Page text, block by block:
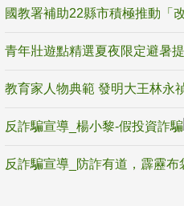
反詐騙宣導_楊小黎-假投資詐騙